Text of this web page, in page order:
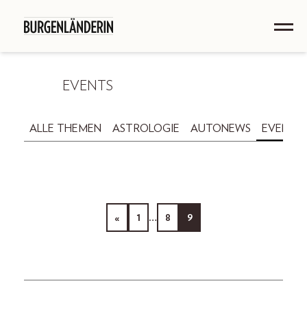
EVENTS
ALLE THEMEN ASTROLOGIE AUTONEWS EVENTS
« 1 … 8 9